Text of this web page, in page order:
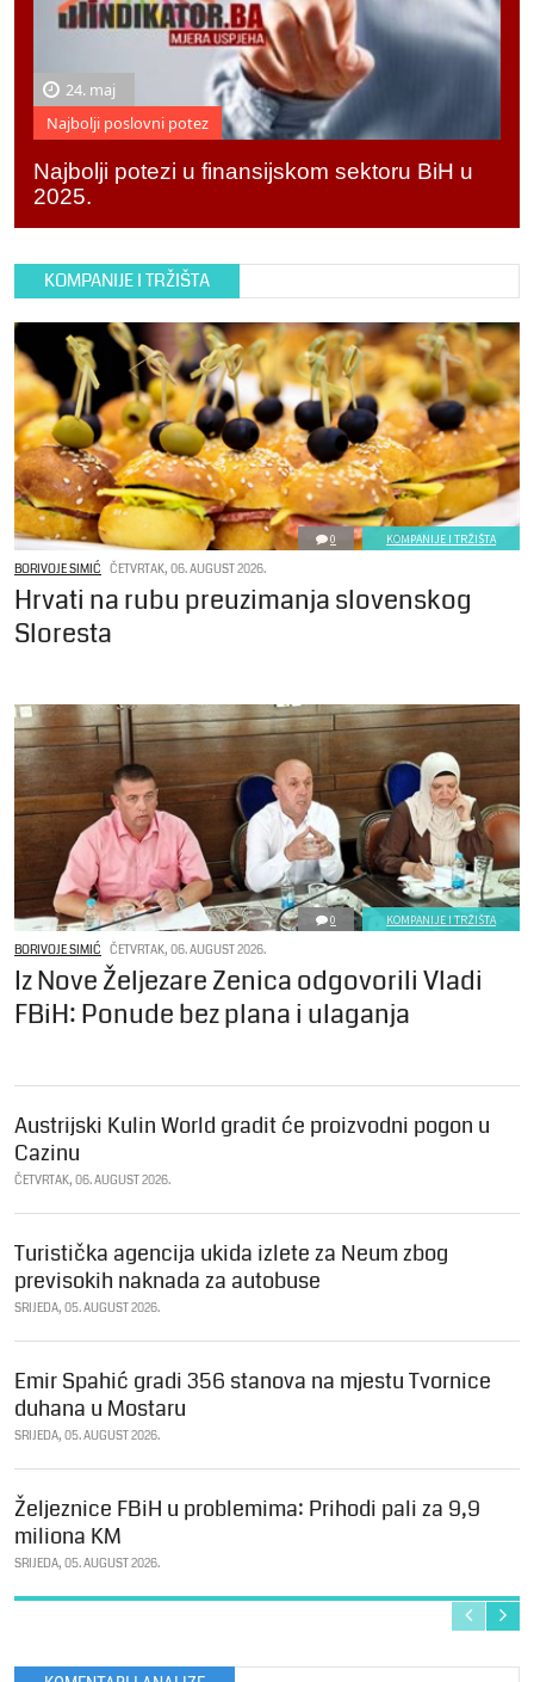
24. maj
Najbolji poslovni potez
Najbolji potezi u finansijskom sektoru BiH u
2025.
KOMPANIJE I TRŽIŠTA
0 KOMPANIJE I TRŽIŠTA
BORIVOJE SIMIĆ ČETVRTAK, 06. AUGUST 2026.
Hrvati na rubu preuzimanja slovenskog
Sloresta
0 KOMPANIJE I TRŽIŠTA
BORIVOJE SIMIĆ ČETVRTAK, 06. AUGUST 2026.
Iz Nove Željezare Zenica odgovorili Vladi
FBiH: Ponude bez plana i ulaganja
Austrijski Kulin World gradit će proizvodni pogon u
Cazinu
ČETVRTAK, 06. AUGUST 2026.
Turistička agencija ukida izlete za Neum zbog
previsokih naknada za autobuse
SRIJEDA, 05. AUGUST 2026.
Emir Spahić gradi 356 stanova na mjestu Tvornice
duhana u Mostaru
SRIJEDA, 05. AUGUST 2026.
Željeznice FBiH u problemima: Prihodi pali za 9,9
miliona KM
SRIJEDA, 05. AUGUST 2026.